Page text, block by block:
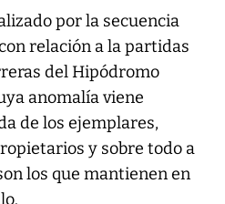
por la secuencia
relación a la partidas
del Hipódromo
anomalía viene
de los ejemplares,
y sobre todo a
los que mantienen en